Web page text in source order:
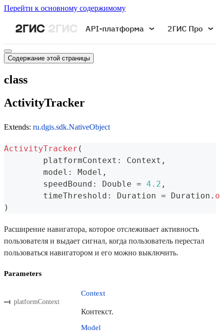
Перейти к основному содержимому
API-платформа 2ГИС Про
Содержание этой страницы
class
ActivityTracker
Extends: ru.dgis.sdk.NativeObject
ActivityTracker (
	platformContext
: Context ,
	model
: Model ,
	speedBound
: Double = 4.2 ,
	timeThreshold
: Duration = Duration .
)
Расширение навигатора, которое отслеживает активность
пользователя и выдает сигнал, когда пользователь перестал
пользоваться навигатором и его можно выключить.
Parameters
platformContext
Context
Контекст.
Model